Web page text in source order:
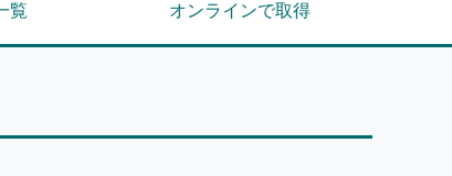
覧 オンラインで取得